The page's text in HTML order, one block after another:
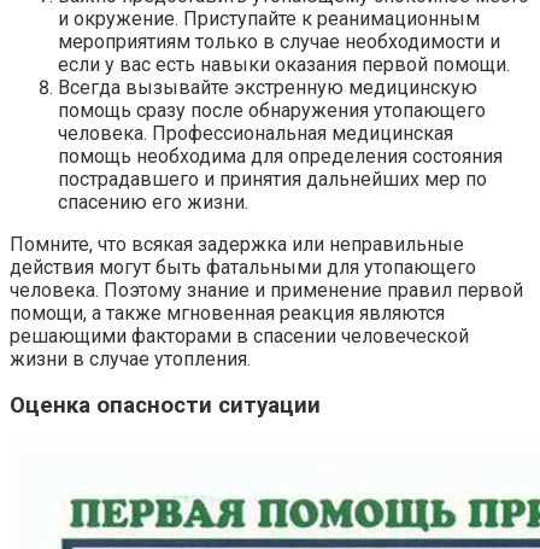
и окружение. Приступайте к реанимационным
мероприятиям только в случае необходимости и
если у вас есть навыки оказания первой помощи.
Всегда вызывайте экстренную медицинскую
помощь сразу после обнаружения утопающего
человека. Профессиональная медицинская
помощь необходима для определения состояния
пострадавшего и принятия дальнейших мер по
спасению его жизни.
Помните, что всякая задержка или неправильные
действия могут быть фатальными для утопающего
человека. Поэтому знание и применение правил первой
помощи, а также мгновенная реакция являются
решающими факторами в спасении человеческой
жизни в случае утопления.
Оценка опасности ситуации